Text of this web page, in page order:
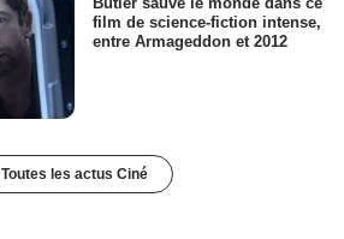
film de science-fiction intense,
entre Armageddon et 2012
Toutes les actus Ciné